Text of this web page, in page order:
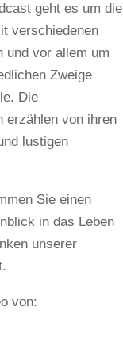
geht es um die
verschiedenen
und vor allem um
Zweige
Die
erzählen von ihren
lustigen
Sie einen
in das Leben
unserer
von: